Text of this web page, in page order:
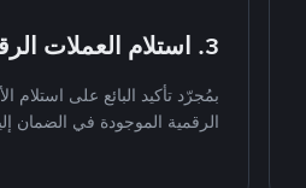
3. استلام العملات الرقمية
بمُجرّد تأكيد البائع على استلام
الرقمية الموجودة في الضمان